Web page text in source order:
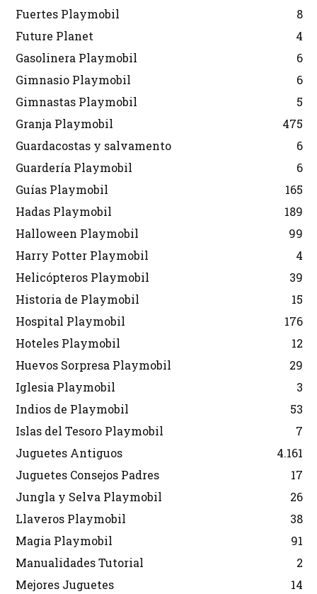
Fuertes Playmobil
8
Future Planet
4
Gasolinera Playmobil
6
Gimnasio Playmobil
6
Gimnastas Playmobil
5
Granja Playmobil
475
Guardacostas y salvamento
6
Guardería Playmobil
6
Guías Playmobil
165
Hadas Playmobil
189
Halloween Playmobil
99
Harry Potter Playmobil
4
Helicópteros Playmobil
39
Historia de Playmobil
15
Hospital Playmobil
176
Hoteles Playmobil
12
Huevos Sorpresa Playmobil
29
Iglesia Playmobil
3
Indios de Playmobil
53
Islas del Tesoro Playmobil
7
Juguetes Antiguos
4.161
Juguetes Consejos Padres
17
Jungla y Selva Playmobil
26
Llaveros Playmobil
38
Magia Playmobil
91
Manualidades Tutorial
2
Mejores Juguetes
14